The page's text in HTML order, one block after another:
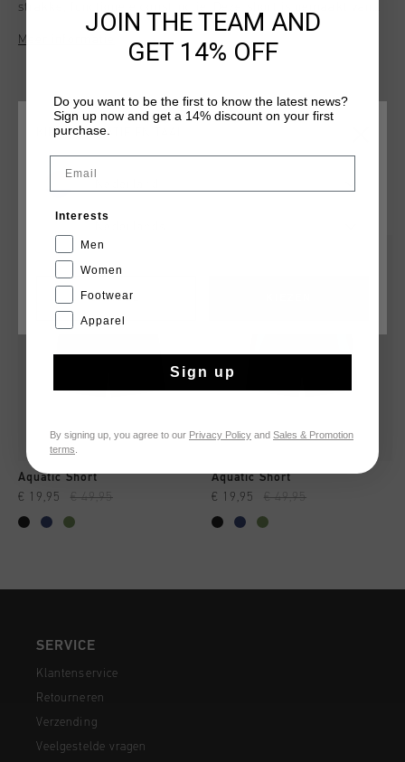
strakke, functionele constructie. Deze short is gemaakt van
95% polyester en 5% elastaan en heeft een tailleband met
een omgeslagen trekkoord, schuine zakken zonder rits en
een merklabel in het midden van de tailleband. Het Cruyff-
reflecterende C-leeuw op het linkerbeen.
Meer informatie
2 for 35
Aquatic Short
€ 19,95 € 49,95
Aquatic Short
€ 19,95 € 49,95
SERVICE
Klantenservice
Retourneren
Verzending
Veelgestelde vragen
KIES JE LOCATIE EN TAAL
CANCEL
JOIN THE TEAM AND
GET 14% OFF
Do you want to be the first to know the latest news?
Sign up now and get a 14% discount on your first
purchase.
Interests
Men
Women
Footwear
Apparel
Sign up
By signing up, you agree to our Privacy Policy and Sales & Promotion
terms